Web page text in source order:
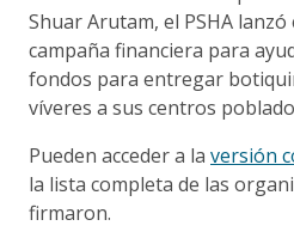
Shuar Arutam, el PSHA
campaña financiera para
fondos para entregar
víveres a sus centros
Pueden acceder a la versión
la lista completa de las
firmaron.